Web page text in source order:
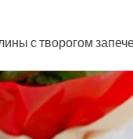
с творогом